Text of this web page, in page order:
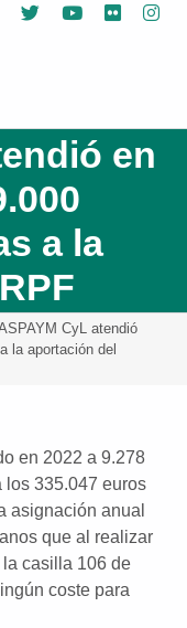
Facebook
Twitter YouTube
Flickr
en
a la
CyL atendió
la aportación del
en 2022 a 9.278
los 335.047 euros
asignación anual
que al realizar
casilla 106 de
coste para